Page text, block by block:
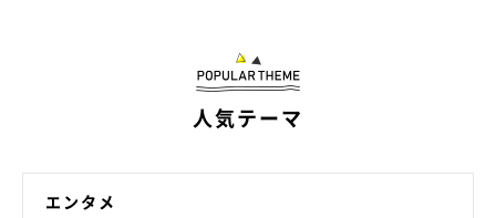
人気テーマ
エンタメ